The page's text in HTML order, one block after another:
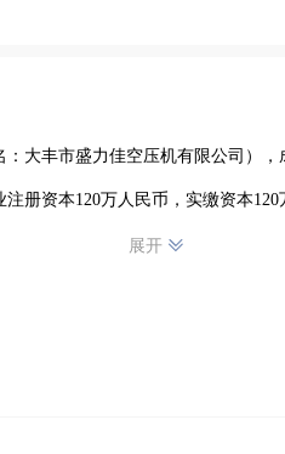
大丰市盛力佳空压机有限公司）
册资本120万人民币，实缴资本120
展开